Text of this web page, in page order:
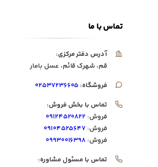
تماس با ما
آدرس دفتر مرکزی:
قم، شهرک قائم، عسل بامار
فروشگاه: ۰۲۵۳۷۲۳۶۶۰۵
تماس با بخش فروش:
فروش: ۰۹۱۲۴۵۲۰۸۲۲
فروش: ۰۹۱۰۴۵۲۵۶۴۷
فروش: ۰۹۹۳۰۰۱۶۳۹۸
تماس با مسئول مشاوره: